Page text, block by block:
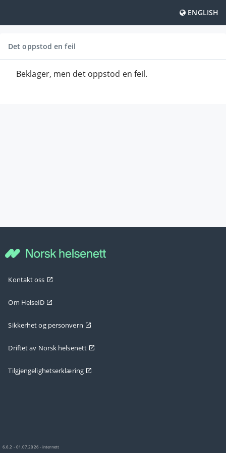
ENGLISH
Det oppstod en feil
Beklager, men det oppstod en feil.
Kontakt oss
Om HelseID
Sikkerhet og personvern
Driftet av Norsk helsenett
Tilgjengelighetserklæring
6.6.2 - 01.07.2026 - internett